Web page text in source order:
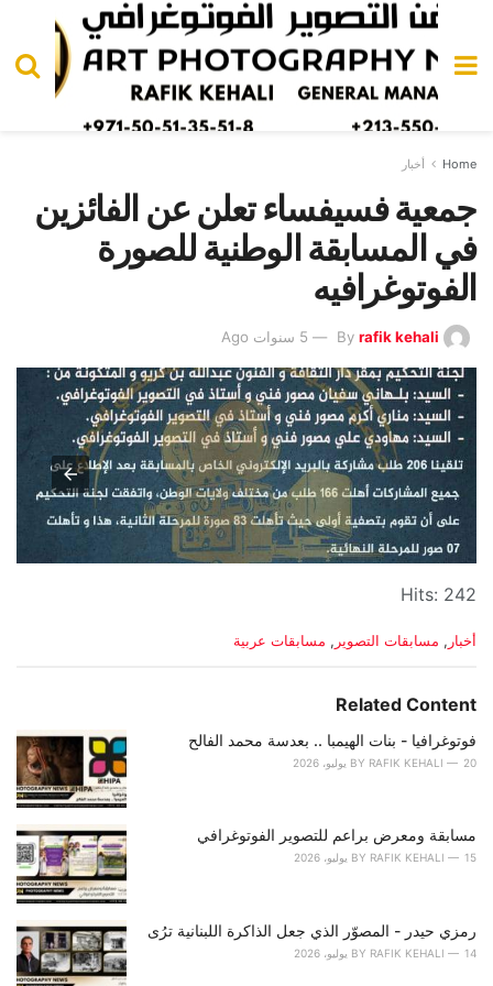
Home أخبار
جمعية فسيفساء تعلن عن الفائزين
في المسابقة الوطنية للصورة
الفوتوغرافيه
By rafik kehali 5 سنوات Ago
Hits: 242
C
e
o
r
:
أخبار , مسابقات التصوير , مسابقات عربية
Related Content
فوتوغرافيا - بنات الهيمبا .. بعدسة محمد الفالح
BY RAFIK KEHALI 20 يوليو، 2026
مسابقة ومعرض براعم للتصوير الفوتوغرافي
BY RAFIK KEHALI 15 يوليو، 2026
رمزي حيدر - المصوّر الذي جعل الذاكرة اللبنانية ترُى
BY RAFIK KEHALI 14 يوليو، 2026